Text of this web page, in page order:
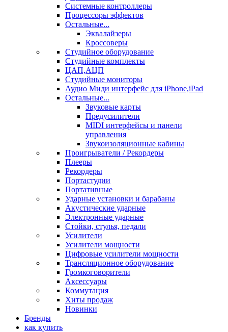
Системные контроллеры
Процессоры эффектов
Остальные...
Эквалайзеры
Кроссоверы
Студийное оборудование
Студийные комплекты
ЦАП,АЦП
Студийные мониторы
Аудио Миди интерфейс для iPhone,iPad
Остальные...
Звуковые карты
Предусилители
MIDI интерфейсы и панели
управления
Звукоизоляционные кабины
Проигрыватели / Рекордеры
Плееры
Рекордеры
Портастудии
Портативные
Ударные установки и барабаны
Акустические ударные
Электронные ударные
Стойки, стулья, педали
Усилители
Усилители мощности
Цифровые усилители мощности
Трансляционное оборудование
Громкоговорители
Аксессуары
Коммутация
Хиты продаж
Новинки
Бренды
как купить